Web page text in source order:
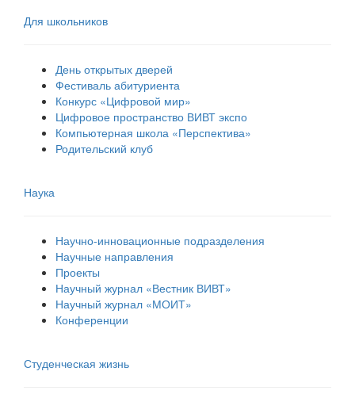
Для школьников
День открытых дверей
Фестиваль абитуриента
Конкурс «Цифровой мир»
Цифровое пространство ВИВТ экспо
Компьютерная школа «Перспектива»
Родительский клуб
Наука
Научно-инновационные подразделения
Научные направления
Проекты
Научный журнал «Вестник ВИВТ»
Научный журнал «МОИТ»
Конференции
Студенческая жизнь